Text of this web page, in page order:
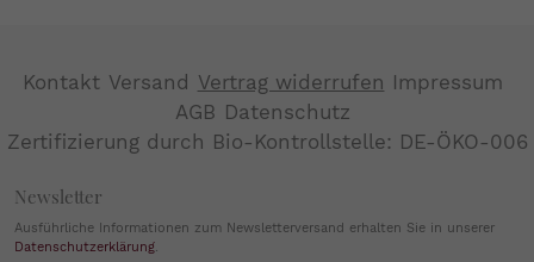
Kontakt Versand Vertrag widerrufen Impressum
AGB Datenschutz
Zertifizierung durch Bio-Kontrollstelle: DE-ÖKO-006
Newsletter
Ausführliche Informationen zum Newsletterversand erhalten Sie in unserer
Datenschutzerklärung.